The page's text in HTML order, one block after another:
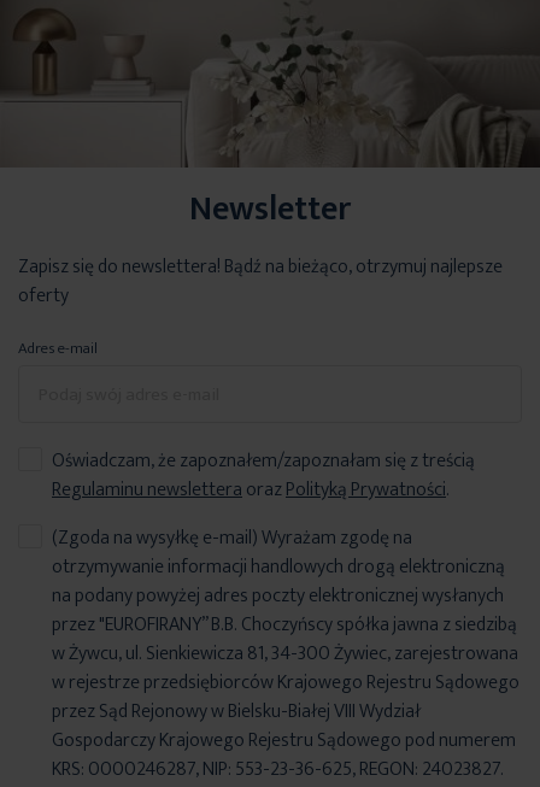
Newsletter
Zapisz się do newslettera! Bądź na bieżąco, otrzymuj najlepsze
oferty
Adres e-mail
Oświadczam, że zapoznałem/zapoznałam się z treścią
Regulaminu newsletteraorazPolityką Prywatności.
(Zgoda na wysyłkę e-mail) Wyrażam zgodę na
otrzymywanie informacji handlowych drogą elektroniczną
na podany powyżej adres poczty elektronicznej wysłanych
przez "EUROFIRANY” B.B. Choczyńscy spółka jawna z siedzibą
w Żywcu, ul. Sienkiewicza 81, 34-300 Żywiec, zarejestrowana
w rejestrze przedsiębiorców Krajowego Rejestru Sądowego
przez Sąd Rejonowy w Bielsku-Białej VIII Wydział
Gospodarczy Krajowego Rejestru Sądowego pod numerem
KRS: 0000246287, NIP: 553-23-36-625, REGON: 24023827.